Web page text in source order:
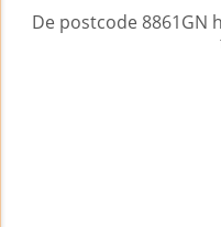
De postcode 8861GN